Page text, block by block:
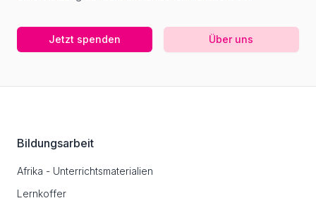
Jetzt spenden Über uns
Bildungsarbeit
Afrika - Unterrichtsmaterialien
Lernkoffer